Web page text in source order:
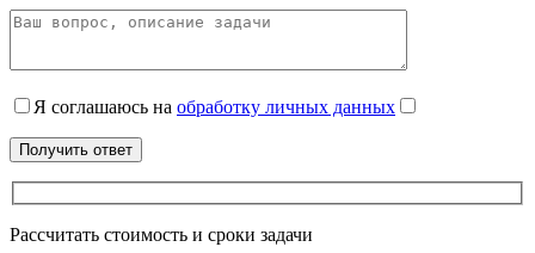
Я соглашаюсь на обработку личных данных
Рассчитать стоимость и сроки задачи